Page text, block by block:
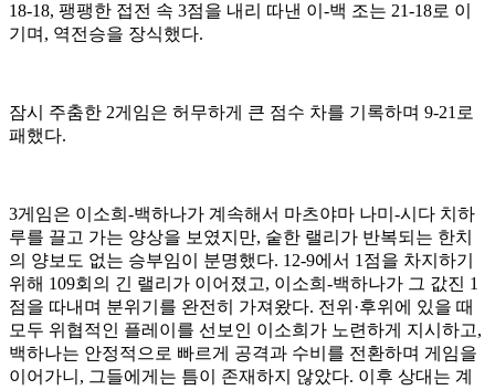
18-18, 팽팽한 접전 속 3점을 내리 따낸 이 -백 조는 21-18로 이
기며 , 역전승을 장식했다.
잠시 주춤한 2게임은 허무하게 큰 점수 차를 기록하며 9-21로
패했다.
3게임은 이소희 -백하나가 계속해서 마츠야마 나미 -시다 치하
루를 끌고 가는 양상을 보였지만, 숱한 랠리가 반복되는 한치
의 양보도 없는 승부임이 분명했다. 12-9에서 1점을 차지하기
위해 109회의 긴 랠리가 이어졌고, 이소희 -백하나가 그 값진 1
점을 따내며 분위기를 완전히 가져왔다. 전위 ·후위에 있을 때
모두 위협적인 플레이를 선보인 이소희가 노련하게 지시하고,
백하나는 안정적으로 빠르게 공격과 수비를 전환하며 게임을
이어가니 , 그들에게는 틈이 존재하지 않았다. 이후 상대는 계